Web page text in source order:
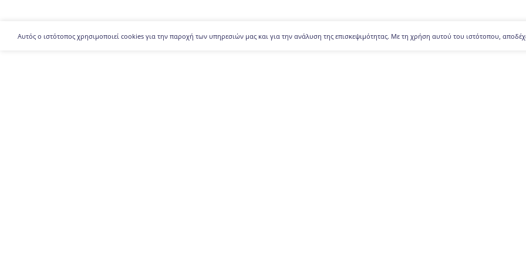
Αυτός ο ιστότοπος χρησιμοποιεί cookies για την παροχή των υπηρεσιών μας και για την ανάλυση της επισκεψιμότητας. Με τη χρήση αυτού του ιστότοπου,